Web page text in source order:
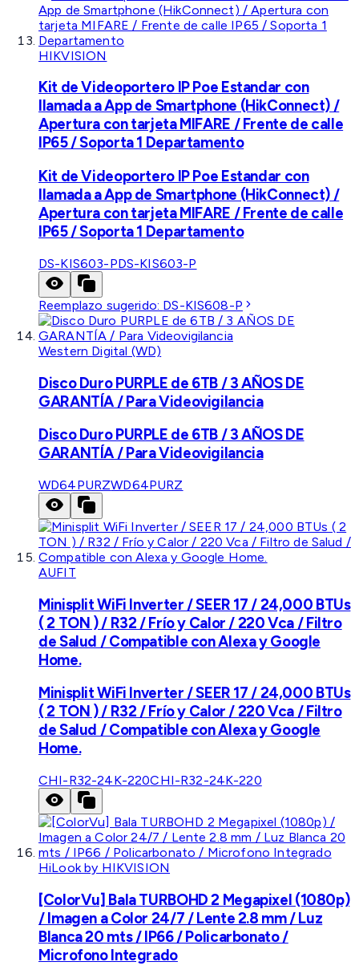
HIKVISION
Kit de Videoportero IP Poe Estandar con
llamada a App de Smartphone (HikConnect) /
Apertura con tarjeta MIFARE / Frente de calle
IP65 / Soporta 1 Departamento
Kit de Videoportero IP Poe Estandar con
llamada a App de Smartphone (HikConnect) /
Apertura con tarjeta MIFARE / Frente de calle
IP65 / Soporta 1 Departamento
DS-KIS603-PDS-KIS603-P
Reemplazo sugerido: DS-KIS608-P
Western Digital (WD)
Disco Duro PURPLE de 6TB / 3 AÑOS DE
GARANTÍA / Para Videovigilancia
Disco Duro PURPLE de 6TB / 3 AÑOS DE
GARANTÍA / Para Videovigilancia
WD64PURZWD64PURZ
AUFIT
Minisplit WiFi Inverter / SEER 17 / 24,000 BTUs
( 2 TON ) / R32 / Frío y Calor / 220 Vca / Filtro
de Salud / Compatible con Alexa y Google
Home.
Minisplit WiFi Inverter / SEER 17 / 24,000 BTUs
( 2 TON ) / R32 / Frío y Calor / 220 Vca / Filtro
de Salud / Compatible con Alexa y Google
Home.
CHI-R32-24K-220CHI-R32-24K-220
HiLook by HIKVISION
[ColorVu] Bala TURBOHD 2 Megapixel (1080p)
/ Imagen a Color 24/7 / Lente 2.8 mm / Luz
Blanca 20 mts / IP66 / Policarbonato /
Microfono Integrado